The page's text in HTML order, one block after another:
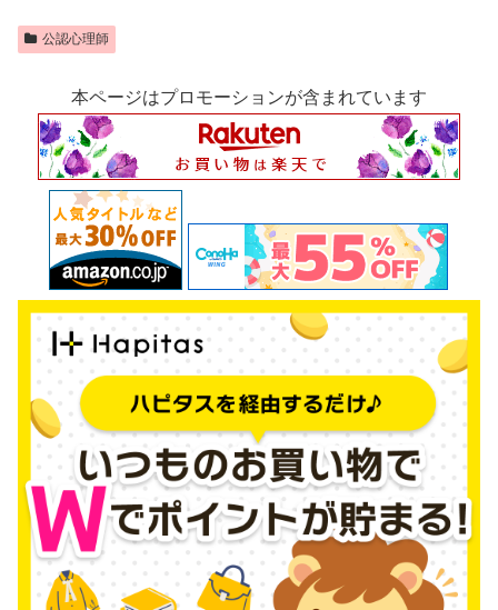
公認心理師
本ページはプロモーションが含まれています